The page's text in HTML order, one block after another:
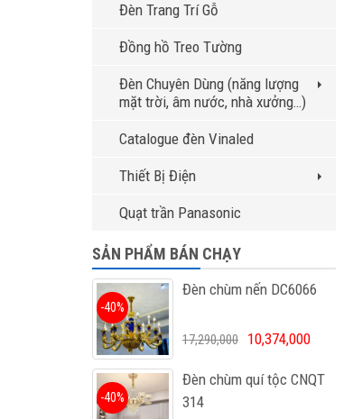
Đèn Trang Trí Gỗ
Đồng hồ Treo Tường
Đèn Chuyên Dùng (năng lượng
mặt trời, âm nước, nhà xưởng…)
Catalogue đèn Vinaled
Thiết Bị Điện
Quạt trần Panasonic
SẢN PHẨM BÁN CHẠY
Đèn chùm nến DC6066
-40%
17,290,000 10,374,000
Đèn chùm quí tộc CNQT
314
-40%